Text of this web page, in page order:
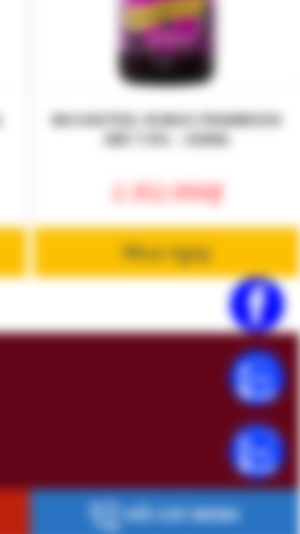
BIA KASTEEL RUBUS FRAMBOISE
ABV 7.0% – 330ML
2.352.000₫
Mua ngay
HỒ CHÍ MINH